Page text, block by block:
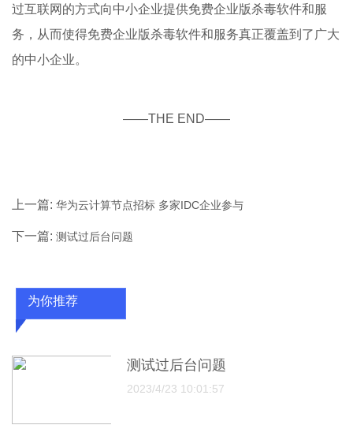
过互联网的方式向中小企业提供免费企业版杀毒软件和服
务，从而使得免费企业版杀毒软件和服务真正覆盖到了广大
的中小企业。
——THE END——
上一篇:华为云计算节点招标 多家IDC企业参与
下一篇:测试过后台问题
为你推荐
测试过后台问题
2023/4/23 10:01:57